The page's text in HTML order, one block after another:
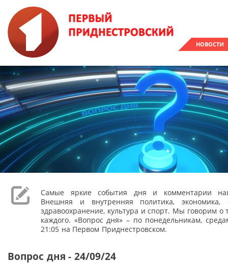
НОВОСТИ
Самые яркие события дня и комментарии
Внешняя и внутренняя политика, экономика,
здравоохранение, культура и спорт. Мы говорим о
каждого. «Вопрос дня» – по понедельникам,
21:05 на Первом Приднестровском.
Вопрос дня - 24/09/24